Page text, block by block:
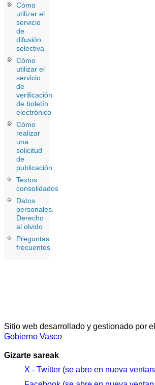
Cómo
utilizar el
servicio
de
difusión
selectiva
Cómo
utilizar el
servicio
de
verificación
de boletín
electrónico
Cómo
realizar
una
solicitud
de
publicación
Textos
consolidados
Datos
personales.
Derecho
al olvido
Preguntas
frecuentes
Sitio web desarrollado y gestionado por el
Gobierno Vasco
Gizarte sareak
X - Twitter (se abre en nueva